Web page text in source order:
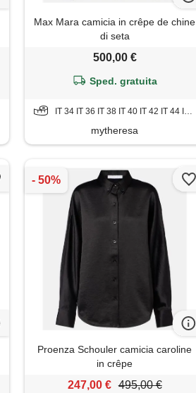
Max Mara camicia in crêpe de chine
di seta
500,00 €
Sped. gratuita
IT 34 IT 36 IT 38 IT 40 IT 42 IT 44 IT 46 IT 48 IT 50
mytheresa
Proenza Schouler camicia caroline
in crêpe
247,00 € 495,00 €